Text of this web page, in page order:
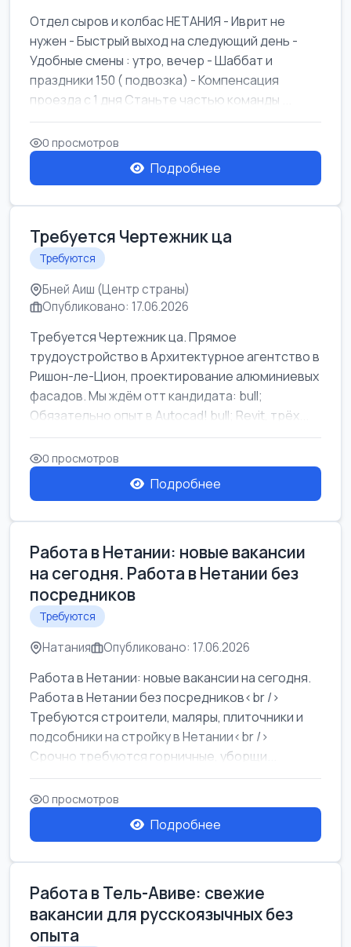
Отдел сыров и колбас НЕТАНИЯ - Иврит не
нужен - Быстрый выход на следующий день -
Удобные смены : утро, вечер - Шаббат и
праздники 150 ( подвозка) - Компенсация
проезда с 1 дня Станьте частью команды ...
0 просмотров
Подробнее
Требуется Чертежник ца
Требуются
Бней Аиш (Центр страны)
Опубликовано: 17.06.2026
Требуется Чертежник ца. Прямое
трудоустройство в Архитектурное агентство в
Ришон-ле-Цион, проектирование алюминиевых
фасадов. Мы ждём отт кандидата: bull;
Обязательно опыт в Autocad! bull; Revit, трёх...
0 просмотров
Подробнее
Работа в Нетании: новые вакансии
на сегодня. Работа в Нетании без
посредников
Требуются
Натания Опубликовано: 17.06.2026
Работа в Нетании: новые вакансии на сегодня.
Работа в Нетании без посредников<br />
Требуются строители, маляры, плиточники и
подсобники на стройку в Нетании<br />
Срочно требуются горничные, уборщи...
0 просмотров
Подробнее
Работа в Тель-Авиве: свежие
вакансии для русскоязычных без
опыта